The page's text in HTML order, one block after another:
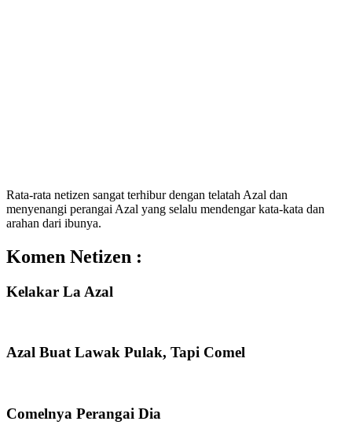
Rata-rata netizen sangat terhibur dengan telatah Azal dan
menyenangi perangai Azal yang selalu mendengar kata-kata dan
arahan dari ibunya.
Komen Netizen :
Kelakar La Azal
Azal Buat Lawak Pulak, Tapi Comel
Comelnya Perangai Dia